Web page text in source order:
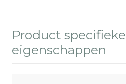
Product specifieke
eigenschappen